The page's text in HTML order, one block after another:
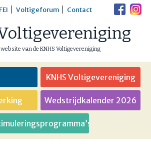
FEI Voltigeforum Contact
van de KNHS Voltigevereniging
KNHS Voltigevereniging
Wedstrijdkalender 2026